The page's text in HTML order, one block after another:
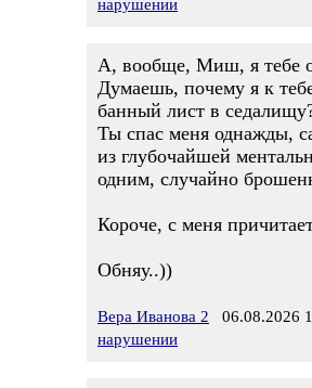
нарушении
А, вообще, Миш, я тебе
Думаешь, почему я к
банный лист в
Ты спас меня однажды,
из глубочайшей
одним, случайно
Короче, с меня
Обняу..))
Вера Иванова 2 06.08.2026
нарушении